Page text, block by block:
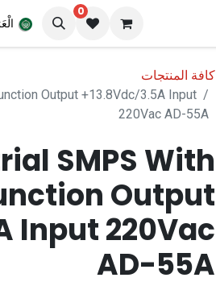
0
كافة المنتجات
Output +13.8Vdc/3.5A Input
220Vac AD-55A
SMPS With
Output
Input 220Vac
AD-55A